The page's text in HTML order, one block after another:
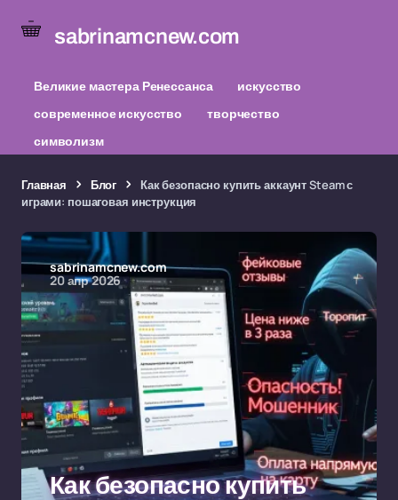
sabrinamcnew.com
Великие мастера Ренессанса
искусство
современное искусство
творчество
символизм
Главная Блог
Как безопасно купить аккаунт Steam с
играми: пошаговая инструкция
sabrinamcnew.com
20 апр 2026
Как безопасно купить